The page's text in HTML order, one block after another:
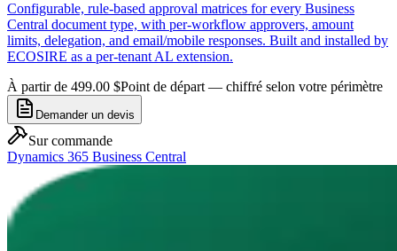
Configurable, rule-based approval matrices for every Business
Central document type, with per-workflow approvers, amount
limits, delegation, and email/mobile responses. Built and installed by
ECOSIRE as a per-tenant AL extension.
À partir de 499.00 $Point de départ — chiffré selon votre périmètre
Demander un devis
Sur commande
Dynamics 365 Business Central